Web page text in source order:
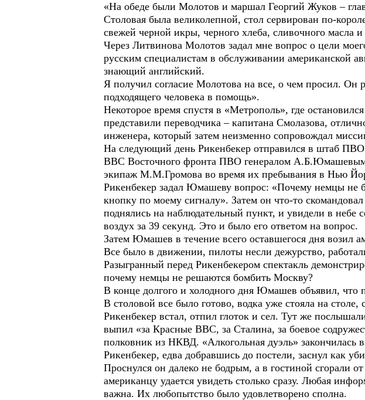
«На обеде были Молотов и маршал Георгий Жуков –
Столовая была великолепной, стол сервирован по-
свежей черной икры, черного хлеба, сливочного масла
Через Литвинова Молотов задал мне вопрос о цели
русским специалистам в обслуживании американской
знающий английский.
Я получил согласие Молотова на все, о чем просил. Он
подходящего человека в помощь».
Некоторое время спустя в «Метрополь», где
представили переводчика – капитана Смолазова,
инженера, который затем неизменно сопровождал
На следующий день Рикенбекер отправился в штаб
ВВС Восточного фронта ПВО генералом А.Б.Юмашевым.
экипаж М.М.Громова во время их пребывания в Нью
Рикенбекер задал Юмашеву вопрос: «Почему немцы не
кнопку по моему сигналу». Затем он что-то
поднялись на наблюдательный пункт, и увидели в небе
воздух за 39 секунд. Это и было его ответом на вопрос.
Затем Юмашев в течение всего оставшегося дня возил
Все было в движении, пилоты несли дежурство,
Разыгранный перед Рикенбекером спектакль
почему немцы не решаются бомбить Москву?
В конце долгого и холодного дня Юмашев объявил, что
В столовой все было готово, водка уже стояла на
Рикенбекер встал, отпил глоток и сел. Тут же
выпил «за Красные ВВС, за Сталина, за боевое
полковник из НКВД. «Алкогольная дуэль» закончилась
Рикенбекер, едва добравшись до постели, заснул как
Проснулся он далеко не бодрым, а в гостиной сгорали
американцу удается увидеть столько сразу. Любая
важна. Их любопытство было удовлетворено сполна.